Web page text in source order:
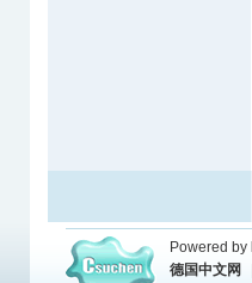
Powered by
德国中文网